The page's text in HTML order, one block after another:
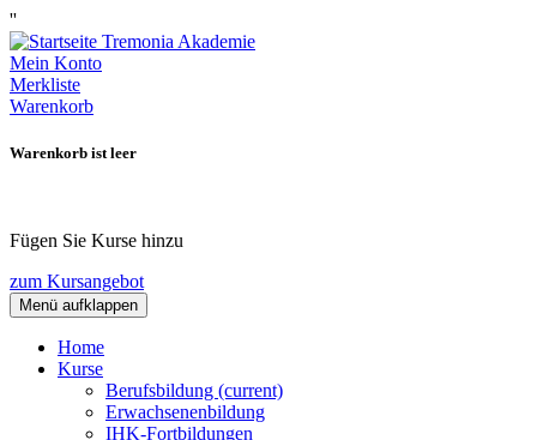
''
Mein Konto
Merkliste
Warenkorb
Warenkorb ist leer
Fügen Sie Kurse hinzu
zum Kursangebot
Menü aufklappen
Home
Kurse
Berufsbildung (current)
Erwachsenenbildung
IHK-Fortbildungen